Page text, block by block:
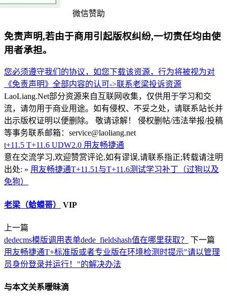
微信赞助
免责声明,若由于商用引起版权纠纷,一切责任均由使
用者承担。
您必须遵守我们的协议，如您下载该资源，行为将被视为对
《免责声明》全部内容的认可->联系老梁投诉资源
LaoLiang.Net部分资源来自互联网收集，仅供用于学习和交
流，请勿用于商业用途。如有侵权、不妥之处，请联系站长并
出示版权证明以便删除。 敬请谅解！ 侵权删帖/违法举报/投稿
等事务联系邮箱：service@laoliang.net
t+11.5 T+11.6 UDW2.0 用友畅捷通
意在交流学习,欢迎赞赏评论,如有谬误,请联系指正;转载请注明
出处: » 用友畅捷通T+11.51与T+11.6测试学习补丁（过狗以及
免狗）
老梁（蛤蟆哥） VIP
上一篇
dedecms模版调用表单dede_fieldshash值在哪里获取？
下一篇
用友畅捷通T+标准版或者专业版在环境检测时提示"请以管理
员身份登录并运行！"的解决办法
与本文关系暧昧滴